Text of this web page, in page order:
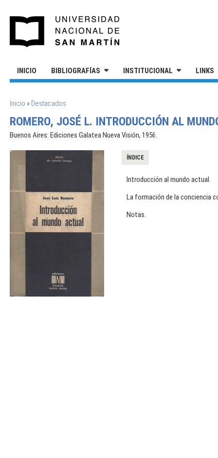
INICIO BIBLIOGRAFÍAS INSTITUCIONAL LINKS
SE ENCUENTRA USTED AQUÍ
Inicio » Destacados
ROMERO, JOSÉ L. INTRODUCCIÓN AL
Buenos Aires: Ediciones Galatea Nueva Visión, 1956.
ÍNDICE
Introducción al mundo actual.
La formación de la conciencia
Notas.